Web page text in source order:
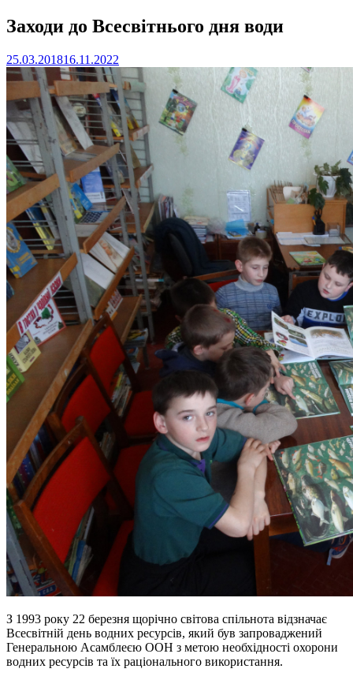
Заходи до Всесвітнього дня води
25.03.201816.11.2022
З 1993 року 22 березня щорічно світова спільнота відзначає
Всесвітній день водних ресурсів, який був запроваджений
Генеральною Асамблеєю ООН з метою необхідності охорони
водних ресурсів та їх раціонального використання.